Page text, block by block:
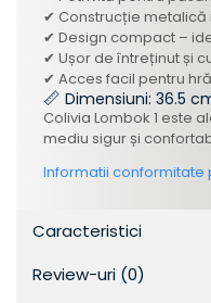
✔ Construcție metalică
✔ Design compact –
✔ Ușor de întreținut și
✔ Acces facil pentru
📏 Dimensiuni: 36.5
Colivia Lombok 1 este
mediu sigur și
Informatii conformitate
Caracteristici
Review-uri (0)